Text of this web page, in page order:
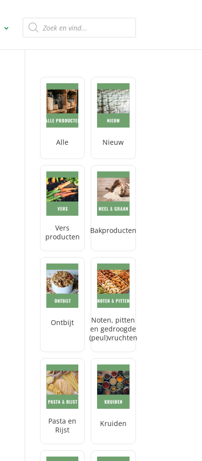
Producten
zoeken
Alle Nieuw
Vers
producten
Bakproducten
Ontbijt
Noten, pitten
en gedroogde
(peul)vruchten
Pasta en
Rijst
Kruiden